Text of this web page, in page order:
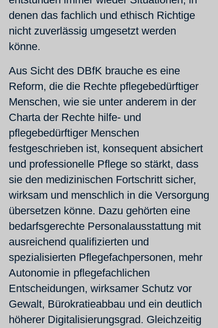
denen das fachlich und ethisch Richtige
nicht zuverlässig umgesetzt werden
könne.
Aus Sicht des DBfK brauche es eine
Reform, die die Rechte pflegebedürftiger
Menschen, wie sie unter anderem in der
Charta der Rechte hilfe- und
pflegebedürftiger Menschen
festgeschrieben ist, konsequent absichert
und professionelle Pflege so stärkt, dass
sie den medizinischen Fortschritt sicher,
wirksam und menschlich in die Versorgung
übersetzen könne. Dazu gehörten eine
bedarfsgerechte Personalausstattung mit
ausreichend qualifizierten und
spezialisierten Pflegefachpersonen, mehr
Autonomie in pflegefachlichen
Entscheidungen, wirksamer Schutz vor
Gewalt, Bürokratieabbau und ein deutlich
höherer Digitalisierungsgrad. Gleichzeitig